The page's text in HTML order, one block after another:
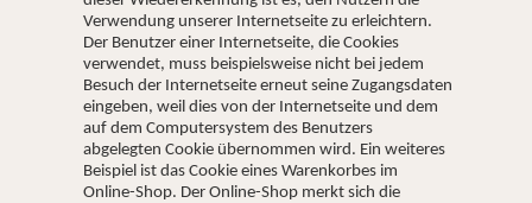
Verwendung unserer Internetseite zu erleichtern.
Der Benutzer einer Internetseite, die Cookies
verwendet, muss beispielsweise nicht bei jedem
Besuch der Internetseite erneut seine Zugangsdaten
eingeben, weil dies von der Internetseite und dem
auf dem Computersystem des Benutzers
abgelegten Cookie übernommen wird. Ein weiteres
Beispiel ist das Cookie eines Warenkorbes im
Online-Shop. Der Online-Shop merkt sich die